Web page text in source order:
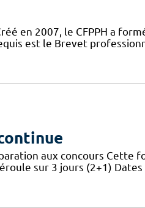
en 2007, le CFPPH a
est le Brevet
aux concours
sur 3 jours (2+1)